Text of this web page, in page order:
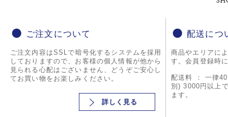
ご注文について
ご注文内容はSSLで暗号化するシステムを採用
しておりますので、お客様の個人情報が他から
見られる心配はございません、どうぞご安心し
てお買い物をお楽しみください。
詳しく見る
配送につ
商品やエリアに
す。会員登録時
配送料 ： 一律
別) 3000円以上
ます。